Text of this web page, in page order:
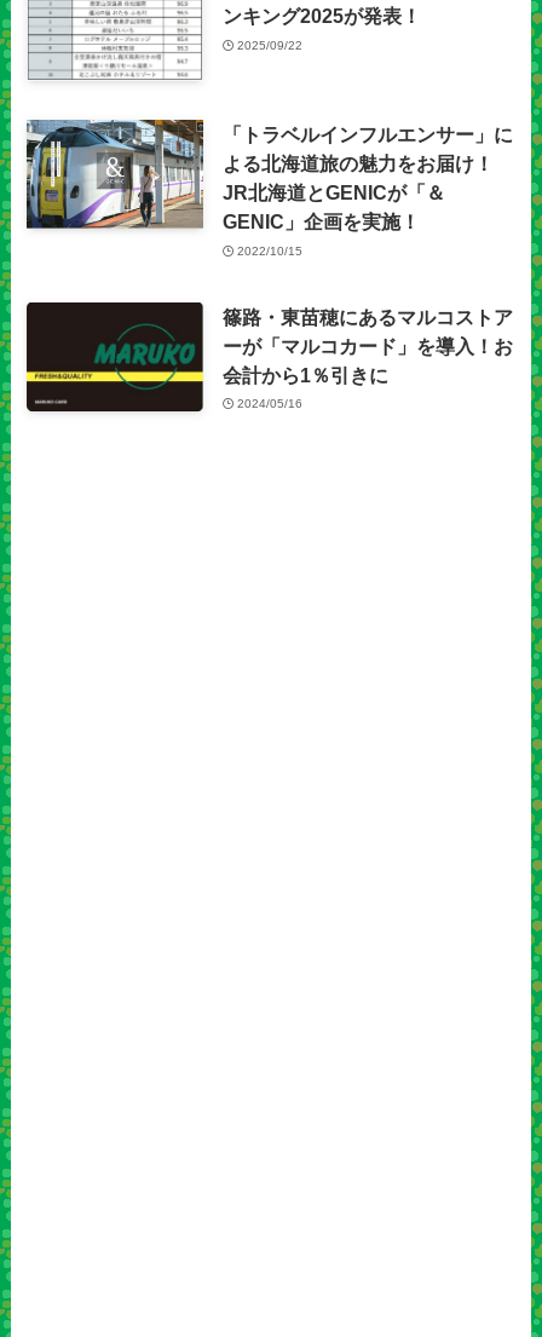
ンキング2025が発表！
2025/09/22
「トラベルインフルエンサー」に
よる北海道旅の魅力をお届け！
JR北海道とGENICが「＆
GENIC」企画を実施！
2022/10/15
篠路・東苗穂にあるマルコストア
ーが「マルコカード」を導入！お
会計から1％引きに
2024/05/16